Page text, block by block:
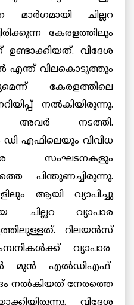
ചില്ലറ
കേരളത്തിലും
വിദേശ
എന്ത് വിലകൊടുത്തും
കേരളത്തിലെ
നല്‍കിയിരുന്നു.
അവര്‍ നടത്തി.
എഫിലെയും വിവിധ
സംഘടനകളും
പിന്തുണച്ചിരുന്നു.
ആയി വ്യാപിച്ചു
ചില്ലറ വ്യാപാര
റിലയന്‍സ്
വ്യാപാര
മുന്‍ എല്‍ഡിഎഫ്
നല്‍കിയത് നേരത്തെ
വിദേശ